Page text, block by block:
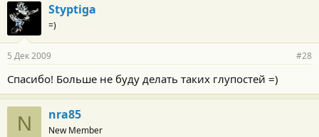
Styptiga
=)
5 Дек 2009 #28
Спасибо! Больше не буду делать таких глупостей =)
N nra85
New Member